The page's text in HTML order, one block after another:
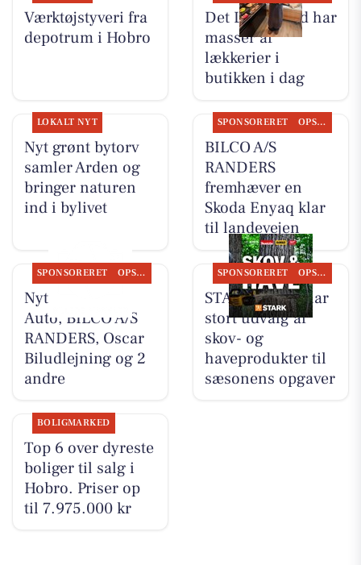
Værktøjstyveri fra
depotrum i Hobro
Det Lune Brød har
masser af
lækkerier i
butikken i dag
LOKALT NYT
Nyt grønt bytorv
samler Arden og
bringer naturen
ind i bylivet
SPONSORERET OPSLAGSTAVLEN
BILCO A/S
RANDERS
fremhæver en
Skoda Enyaq klar
til landevejen
SPONSORERET OPSLAGSTAVLEN
Nyt fra Renés
Auto, BILCO A/S
RANDERS, Oscar
Biludlejning og 2
andre
SPONSORERET OPSLAGSTAVLEN
STARK Hobro har
stort udvalg af
skov- og
haveprodukter til
sæsonens opgaver
BOLIGMARKED
Top 6 over dyreste
boliger til salg i
Hobro. Priser op
til 7.975.000 kr